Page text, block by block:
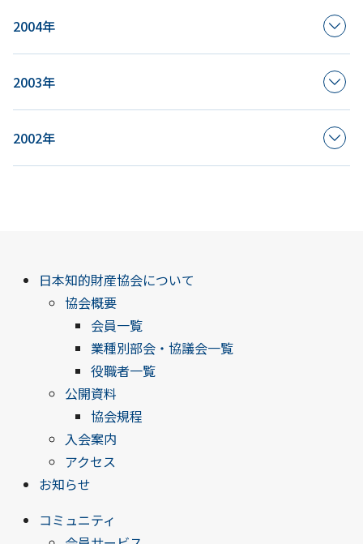
2004年
2003年
2002年
日本知的財産協会について
協会概要
会員一覧
業種別部会・協議会一覧
役職者一覧
公開資料
協会規程
入会案内
アクセス
お知らせ
コミュニティ